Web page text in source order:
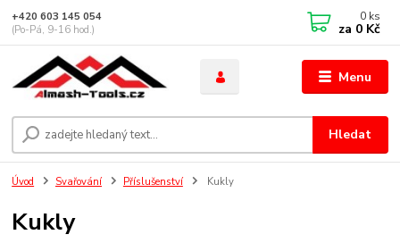
Menu
Hledat
+420 603 145 054
(Po-Pá, 9-16 hod.)
0 ks
za 0 Kč
Úvod Svařování Příslušenství Kukly
Kukly